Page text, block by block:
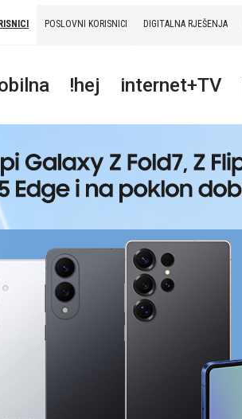
POSLOVNI KORISNICI DIGITALNA RJEŠENJA
!hej internet+TV